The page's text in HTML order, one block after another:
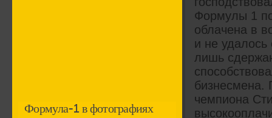
Формула-1 в фотографиях
Формулы 1
облачена в
и не
лишь
бизнесмена.
чемпиона